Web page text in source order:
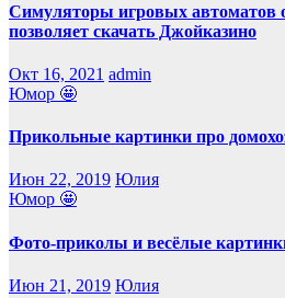
Симуляторы игровых автоматов
позволяет скачать Джойказино
Окт 16, 2021 admin
Юмор 🤩
Прикольные картинки про
Июн 22, 2019 Юлия
Юмор 🤩
Фото-приколы и весёлые
Июн 21, 2019 Юлия